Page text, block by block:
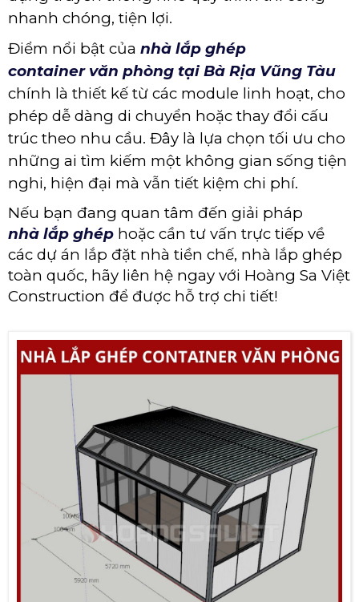
nhanh chóng, tiện lợi.
Điểm nổi bật của nhà lắp ghép
container văn phòng tại Bà Rịa Vũng Tàu
chính là thiết kế từ các module linh hoạt, cho
phép dễ dàng di chuyển hoặc thay đổi cấu
trúc theo nhu cầu. Đây là lựa chọn tối ưu cho
những ai tìm kiếm một không gian sống tiện
nghi, hiện đại mà vẫn tiết kiệm chi phí.
Nếu bạn đang quan tâm đến giải pháp
nhà lắp ghép hoặc cần tư vấn trực tiếp về
các dự án lắp đặt nhà tiền chế, nhà lắp ghép
toàn quốc, hãy liên hệ ngay với Hoàng Sa Việt
Construction để được hỗ trợ chi tiết!